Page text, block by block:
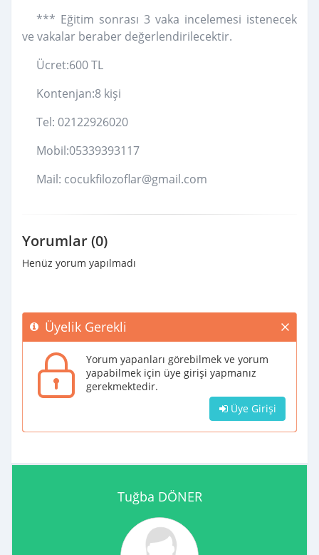
*** Eğitim sonrası 3 vaka incelemesi istenecek
ve vakalar beraber değerlendirilecektir.
Ücret:600 TL
Kontenjan:8 kişi
Tel: 02122926020
Mobil:05339393117
Mail: cocukfilozoflar@gmail.com
Yorumlar (0)
Henüz yorum yapılmadı
Üyelik Gerekli
Yorum yapanları görebilmek ve yorum
yapabilmek için üye girişi yapmanız
gerekmektedir.
Üye Girişi
Tuğba DÖNER